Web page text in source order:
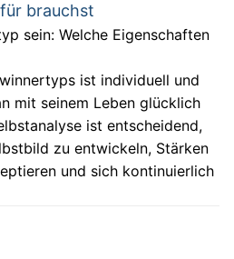
brauchst
ist individuell und
mit seinem Leben glücklich
ist entscheidend,
zu entwickeln, Stärken
und sich kontinuierlich